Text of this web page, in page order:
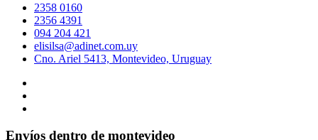
2358 0160
2356 4391
094 204 421
elisilsa@adinet.com.uy
Cno. Ariel 5413, Montevideo, Uruguay
Envíos dentro de montevideo